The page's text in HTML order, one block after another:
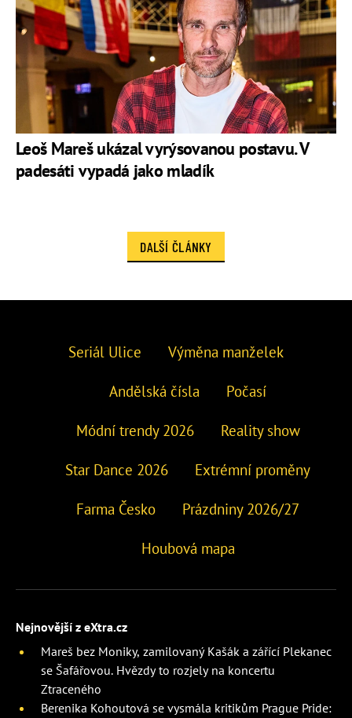
Leoš Mareš ukázal vyrýsovanou postavu. V
padesáti vypadá jako mladík
DALŠÍ ČLÁNKY
Seriál Ulice Výměna manželek
Andělská čísla Počasí
Módní trendy 2026 Reality show
Star Dance 2026 Extrémní proměny
Farma Česko Prázdniny 2026/27
Houbová mapa
Nejnovější z eXtra.cz
Mareš bez Moniky, zamilovaný Kašák a zářící Plekanec
se Šafářovou. Hvězdy to rozjely na koncertu
Ztraceného
Berenika Kohoutová se vysmála kritikům Prague Pride: